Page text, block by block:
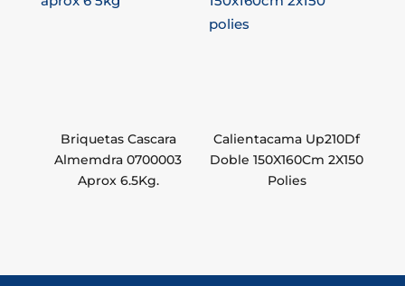
Briquetas Cascara
Almemdra 0700003
Aprox 6.5Kg.
Calientacama Up210Df
Doble 150X160Cm 2X150
Polies